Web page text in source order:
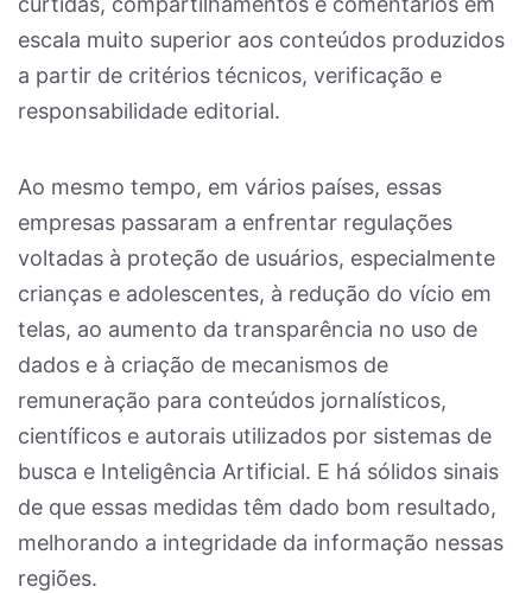
escala muito superior aos conteúdos produzidos
a partir de critérios técnicos, verificação e
responsabilidade editorial.
Ao mesmo tempo, em vários países, essas
empresas passaram a enfrentar regulações
voltadas à proteção de usuários, especialmente
crianças e adolescentes, à redução do vício em
telas, ao aumento da transparência no uso de
dados e à criação de mecanismos de
remuneração para conteúdos jornalísticos,
científicos e autorais utilizados por sistemas de
busca e Inteligência Artificial. E há sólidos sinais
de que essas medidas têm dado bom resultado,
melhorando a integridade da informação nessas
regiões.